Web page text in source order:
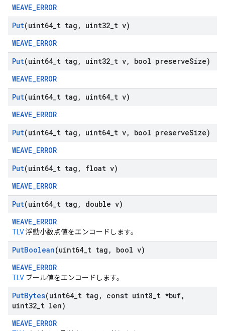
WEAVE_ERROR
Put(uint64 t tag , uint32 t v)
WEAVE_ERROR
Put(uint64 t tag , uint32 t v, bool preserveSize)
WEAVE_ERROR
Put(uint64 t tag , uint64 t v)
WEAVE_ERROR
Put(uint64 t tag , uint64 t v, bool preserveSize)
WEAVE_ERROR
Put(uint64 t tag ,
float v)
WEAVE_ERROR
Put(uint64 t tag ,
double v)
WEAVE_ERROR
TLV浮動小数点値をエンコードします。
PutBoolean(uint64 t tag ,
bool v)
WEAVE_ERROR
TLV ブール値をエンコードします。
PutBytes(uint64 t tag , const uint8 t *buf,
uint32 t len)
WEAVE_ERROR